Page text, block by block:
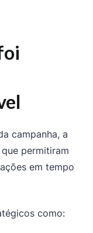
campanha, a
permitiram
em tempo
como: